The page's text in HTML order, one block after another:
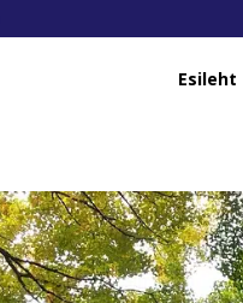
Esileht